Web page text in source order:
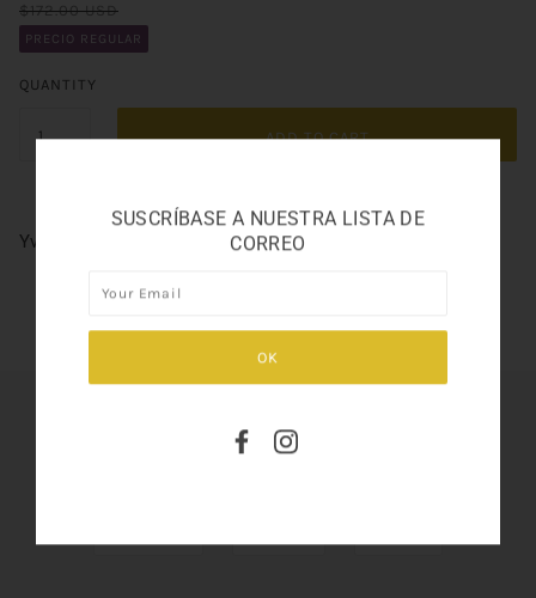
$172.00 USD
PRECIO REGULAR
QUANTITY
ADD TO CART
YveStL BLACK OPIUM 3OZ
SHARE THIS
SUSCRÍBASE A NUESTRA LISTA DE
CORREO